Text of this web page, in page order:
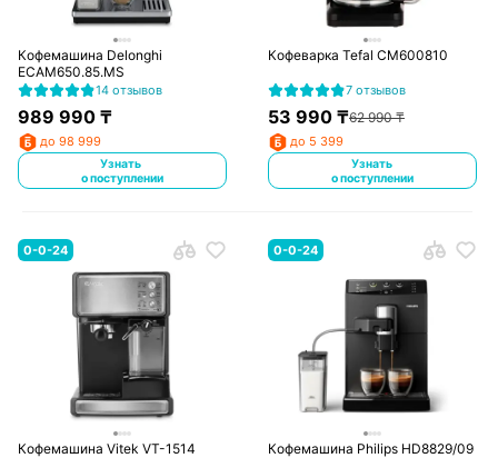
Кофемашина Delonghi
ECAM650.85.MS
14 отзывов
989 990₸
до 98 999
Узнать
о поступлении
Кофеварка Tefal CM600810
7 отзывов
53 990 ₸62 990₸
до 5 399
Узнать
о поступлении
0-0-24
Кофемашина Vitek VT-1514
0-0-24
Кофемашина Philips HD8829/09